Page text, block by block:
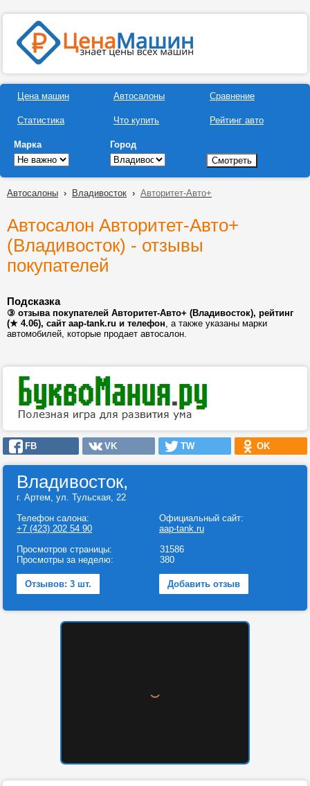
Цена машин
Статистика
Автосалоны
Что купить
Сравнение
Рейтинг авто
Марка Город
Автосалоны › Владивосток › Авторитет-Авто+
Автосалон Авторитет-Авто+
(Владивосток) - отзывы
покупателей
Подсказка
③ отзыва покупателей Авторитет-Авто+ (Владивосток), рейтинг
(★ 4.06), сайт aap-tank.ru и телефон, а также указаны марки
автомобилей, которые продает автосалон.
FB VK TW OK
Владивосток,
г. Артем, ул. Тульская, 22
Телефон салона:
+7 (423) 202 54 90
Официальный сайт:
aap-tank.ru
Просмотров страницы:
Просмотры за неделю:
31586
380
Отзывов: 3 шт. Добавить отзыв